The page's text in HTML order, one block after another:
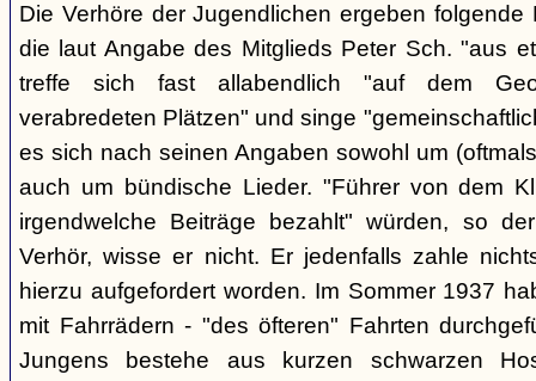
Die Verhöre der Jugendlichen ergeben folgende
die laut Angabe des Mitglieds Peter Sch. "aus
treffe sich fast allabendlich "auf dem
verabredeten Plätzen" und singe
es sich nach seinen Angaben sowohl um
auch um bündische Lieder. "Führer von dem
irgendwelche Beiträge bezahlt" würden, so
Verhör, wisse er nicht. Er jedenfalls zahle
hierzu aufgefordert worden. Im Sommer 1937
mit Fahrrädern - "des öfteren" Fahrten
Jungens bestehe aus kurzen schwarzen